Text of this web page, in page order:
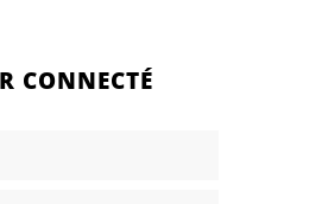
CONNECTÉ